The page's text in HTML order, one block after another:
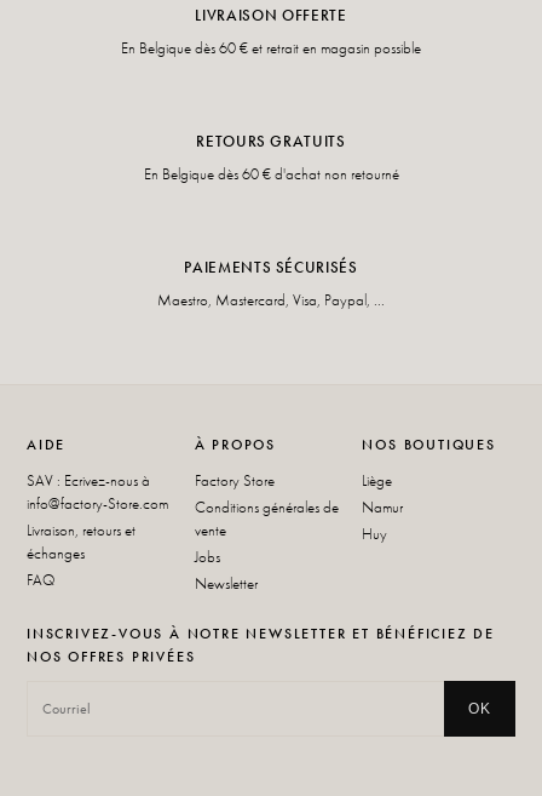
LIVRAISON OFFERTE
En Belgique dès 60 € et retrait en magasin possible
RETOURS GRATUITS
En Belgique dès 60 € d'achat non retourné
PAIEMENTS SÉCURISÉS
Maestro, Mastercard, Visa, Paypal, ...
AIDE
SAV : Ecrivez-nous à
info@factory-Store.com
Livraison, retours et
échanges
FAQ
À PROPOS
Factory Store
Conditions générales de
vente
Jobs
Newsletter
NOS BOUTIQUES
Liège
Namur
Huy
INSCRIVEZ-VOUS À NOTRE NEWSLETTER ET BÉNÉFICIEZ DE
NOS OFFRES PRIVÉES
OK